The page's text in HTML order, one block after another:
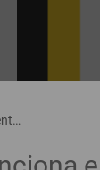
Módulo I - Argumentar com lógica